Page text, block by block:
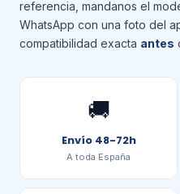
referencia, mandanos el
WhatsApp con una foto del
compatibilidad exacta antes
🚚
Envío 48-72h
A toda España